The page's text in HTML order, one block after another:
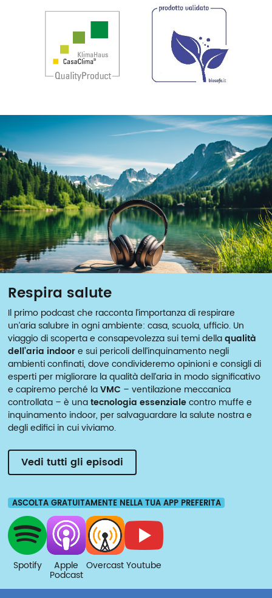
Respira salute
Il primo podcast che racconta l’importanza di respirare
un’aria salubre in ogni ambiente: casa, scuola, ufficio. Un
viaggio di scoperta e consapevolezza sui temi dellaqualità
dell’aria indoore sui pericoli dell’inquinamento negli
ambienti confinati, dove condivideremo opinioni e consigli di
esperti per migliorare la qualità dell’aria in modo significativo
e capiremo perché laVMC – ventilazione meccanica
controllata – è unatecnologia essenzialecontro muffe e
inquinamento indoor, per salvaguardare la salute nostra e
degli edifici in cui viviamo.
Vedi tutti gli episodi
ASCOLTA GRATUITAMENTE NELLA TUA APP PREFERITA
Spotify Apple
Podcast
OvercastYoutube